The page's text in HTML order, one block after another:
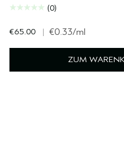
(0)
€65.00 | €0.33/ml
ZUM